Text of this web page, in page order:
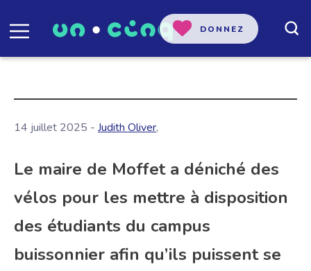
DONNEZ
14 juillet 2025 - Judith Oliver,
Le maire de Moffet a déniché des
vélos pour les mettre à disposition
des étudiants du campus
buissonnier afin qu’ils puissent se